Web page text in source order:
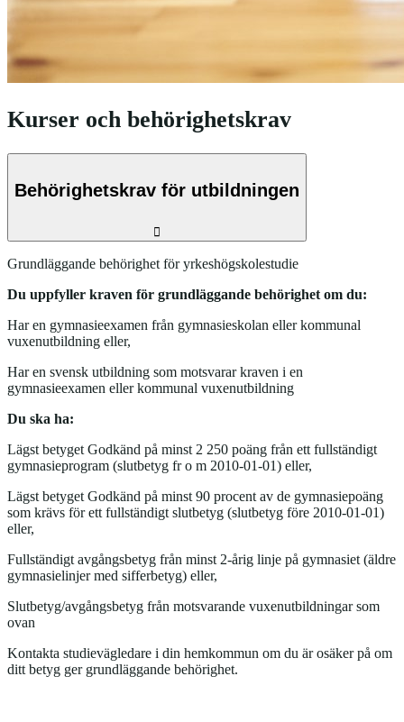
Kurser och behörighetskrav
Behörighetskrav för utbildningen
Grundläggande behörighet för yrkeshögskolestudie
Du uppfyller kraven för grundläggande behörighet om du:
Har en gymnasieexamen från gymnasieskolan eller kommunal
vuxenutbildning eller,
Har en svensk utbildning som motsvarar kraven i en
gymnasieexamen eller kommunal vuxenutbildning
Du ska ha:
Lägst betyget Godkänd på minst 2 250 poäng från ett fullständigt
gymnasieprogram (slutbetyg fr o m 2010-01-01) eller,
Lägst betyget Godkänd på minst 90 procent av de gymnasiepoäng
som krävs för ett fullständigt slutbetyg (slutbetyg före 2010-01-01)
eller,
Fullständigt avgångsbetyg från minst 2-årig linje på gymnasiet (äldre
gymnasielinjer med sifferbetyg) eller,
Slutbetyg/avgångsbetyg från motsvarande vuxenutbildningar som
ovan
Kontakta studievägledare i din hemkommun om du är osäker på om
ditt betyg ger grundläggande behörighet.